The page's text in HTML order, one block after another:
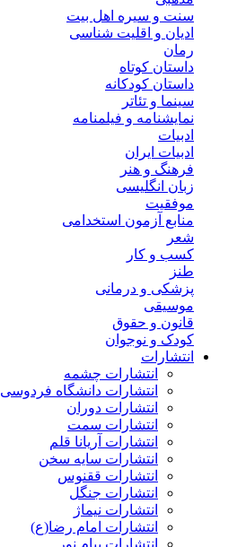
سنت و سیره اهل بیت
ادیان و اقلیت شناسی
رمان
داستان کوتاه
داستان کودکانه
سینما و تئاتر
نمایشنامه و فیلمنامه
ادبیات
ادبیات ایران
فرهنگ و هنر
زبان انگلیسی
موفقیت
منابع آزمون استخدامی
شعر
کسب و کار
طنز
پزشکی و درمانی
موسیقی
قانون و حقوق
کودک و نوجوان
انتشارات
انتشارات چشمه
انتشارات دانشگاه فردوسی
انتشارات دوران
انتشارات سمت
انتشارات آریانا قلم
انتشارات سایه سخن
انتشارات ققنوس
انتشارات جنگل
انتشارات نیماژ
انتشارات امام رضا(ع)
انتشارات پیام نور